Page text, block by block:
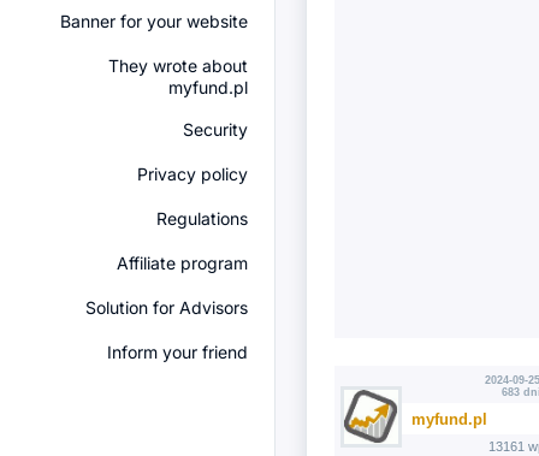
Banner for your website
They wrote about
myfund.pl
Security
Privacy policy
Regulations
Affiliate program
Solution for Advisors
Inform your friend
2024-09-
683
myfund.pl
13161